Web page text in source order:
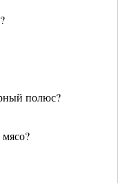
полюс?
мясо?